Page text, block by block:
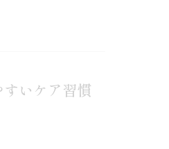
いケア習慣